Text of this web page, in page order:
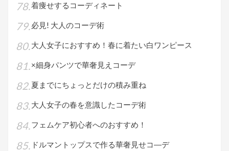
着痩せするコーディネート
必見! 大人のコーデ術
大人女子におすすめ！春に着たい白ワンピース
×細身パンツで華奢見えコーデ
夏までにちょっとだけの積み重ね
大人女子の春を意識したコーデ術
フェムケア初心者へのおすすめ！
ドルマントップスで作る華奢見せコ―デ